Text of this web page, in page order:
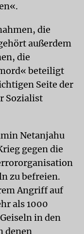
die
außerdem
die
beteiligt
Seite der
Sozialist
Netanjahu
gegen die
zu befreien.
Angriff auf
als 1000
in den
denen